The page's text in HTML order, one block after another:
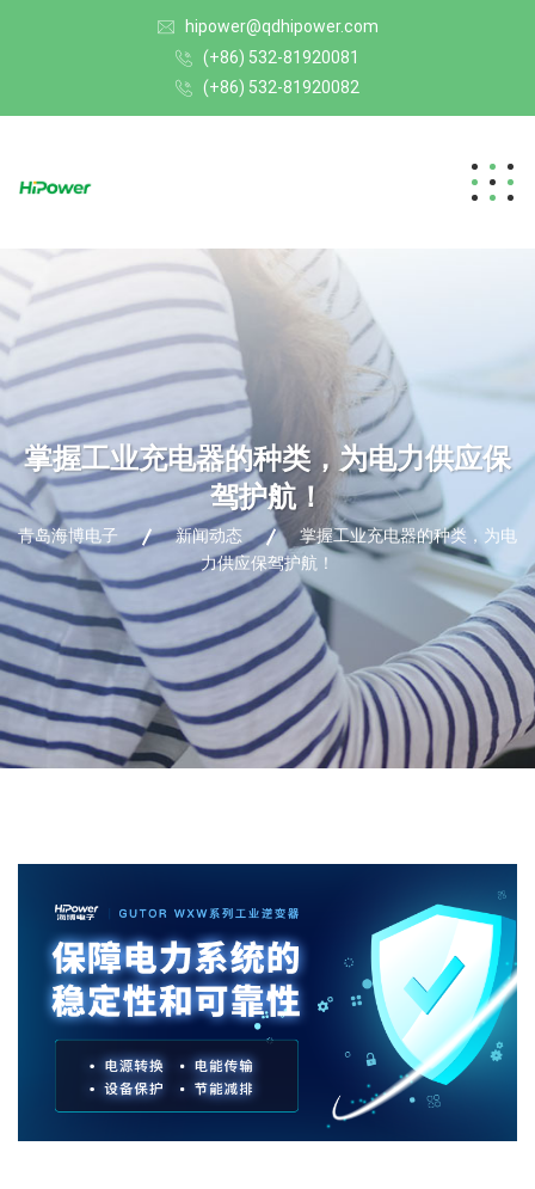
hipower@qdhipower.com
(+86) 532-81920081
(+86) 532-81920082
掌握工业充电器的种类，为电力供应保
驾护航！
青岛海博电子 新闻动态
掌握工业充电器的种类，为电
力供应保驾护航！